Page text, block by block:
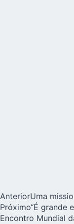
AnteriorUma
Próximo“É grande
Encontro Mundial